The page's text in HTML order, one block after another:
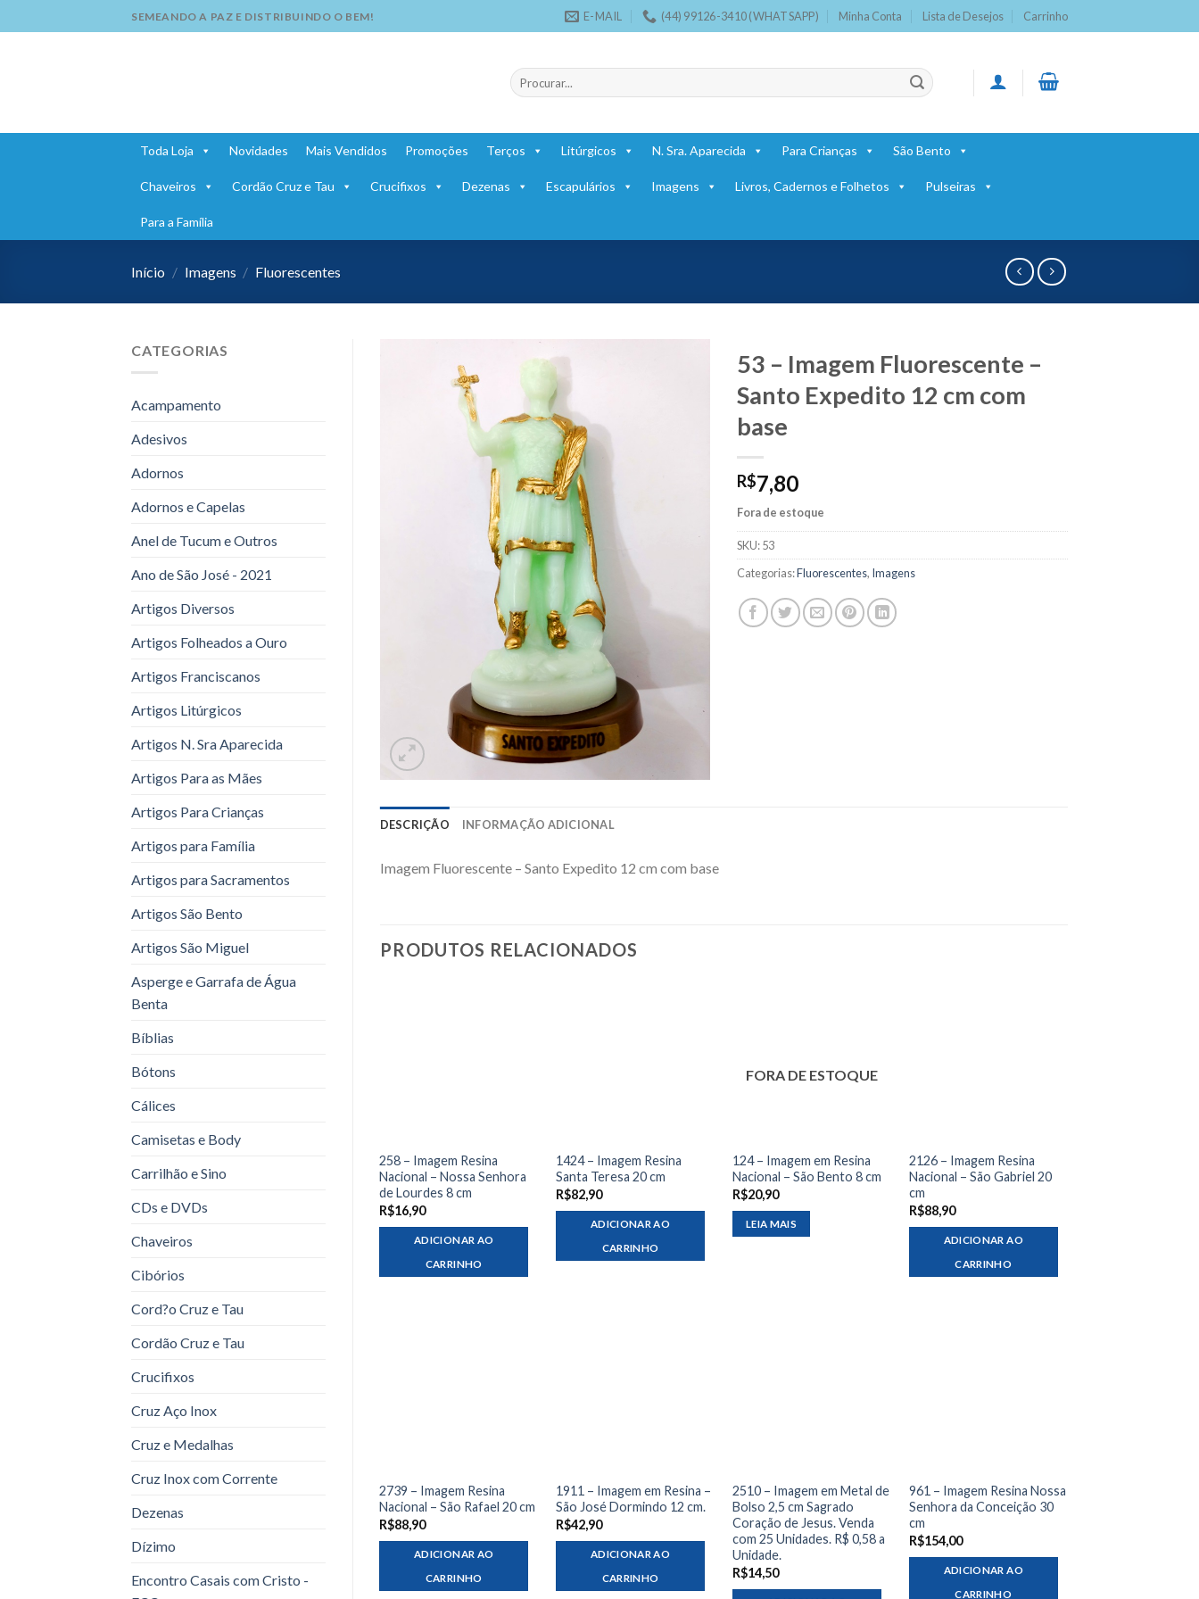
to
SEMEANDO A PAZ E DISTRIBUINDO O BEM! E-MAIL (44) 99126-3410 (WHATSAPP) Minha Conta Lista de Desejos Carrinho
Pesquisar
por:
Toda Loja Novidades Mais Vendidos Promoções Terços Litúrgicos N. Sra. Aparecida Para Crianças São Bento
Chaveiros Cordão Cruz e Tau Crucifixos Dezenas Escapulários Imagens Livros, Cadernos e Folhetos Pulseiras
Para a Família
Início / Imagens / Fluorescentes
CATEGORIAS
Acampamento
Adesivos
Adornos
Adornos e Capelas
Anel de Tucum e Outros
Ano de São José - 2021
Artigos Diversos
Artigos Folheados a Ouro
Artigos Franciscanos
Artigos Litúrgicos
Artigos N. Sra Aparecida
Artigos Para as Mães
Artigos Para Crianças
Artigos para Família
Artigos para Sacramentos
Artigos São Bento
Artigos São Miguel
Asperge e Garrafa de Água
Benta
Bíblias
Bótons
Cálices
Camisetas e Body
Carrilhão e Sino
CDs e DVDs
Chaveiros
Cibórios
Cord?o Cruz e Tau
Cordão Cruz e Tau
Crucifixos
Cruz Aço Inox
Cruz e Medalhas
Cruz Inox com Corrente
Dezenas
Dízimo
Encontro Casais com Cristo -
53 – Imagem Fluorescente –
Santo Expedito 12 cm com
base
R$7,80
Fora de estoque
SKU:53
Categorias:Fluorescentes, Imagens
DESCRIÇÃO INFORMAÇÃO ADICIONAL
Imagem Fluorescente – Santo Expedito 12 cm com base
PRODUTOS RELACIONADOS
258 – Imagem Resina
Nacional – Nossa Senhora
de Lourdes 8 cm
R$16,90
ADICIONAR AO
CARRINHO
1424 – Imagem Resina
Santa Teresa 20 cm
R$82,90
ADICIONAR AO
CARRINHO
FORA DE ESTOQUE
124 – Imagem em Resina
Nacional – São Bento 8 cm
R$20,90
LEIA MAIS
2126 – Imagem Resina
Nacional – São Gabriel 20
cm
R$88,90
ADICIONAR AO
CARRINHO
2739 – Imagem Resina
Nacional – São Rafael 20 cm
R$88,90
ADICIONAR AO
CARRINHO
1911 – Imagem em Resina –
São José Dormindo 12 cm.
R$42,90
ADICIONAR AO
CARRINHO
2510 – Imagem em Metal de
Bolso 2,5 cm Sagrado
Coração de Jesus. Venda
com 25 Unidades. R$ 0,58 a
Unidade.
R$14,50
961 – Imagem Resina Nossa
Senhora da Conceição 30
cm
R$154,00
ADICIONAR AO
CARRINHO